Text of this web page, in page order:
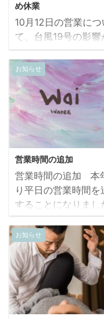
め休業
10月12日の営業につ
て、台風19号の影響
測されるため休業と
ます。 誠に勝手では
いますが、10月19
曜日を臨時で営業致
す。皆様には大変ご
をお掛けいたします
ろしくお願い申し上
す。
お知らせ
営業時間の追加
営業時間の追加 本
り平日の営業時間を
することになりまし
毎週金曜日 18:00
23:00 ↓ 15:00
23:00 へ変更致しま
よろしくお願い致し
す。
お知らせ